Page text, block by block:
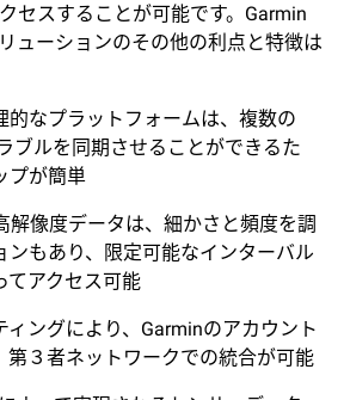
セスすることが可能です。Garmin
ューションのその他の利点と特徴は
的なプラットフォームは、複数の
ブルを同期させることができるた
プが簡単
解像度データは、細かさと頻度を調
ンもあり、限定可能なインターバル
てアクセス可能
ィングにより、Garminのアカウント
第３者ネットワークでの統合が可能